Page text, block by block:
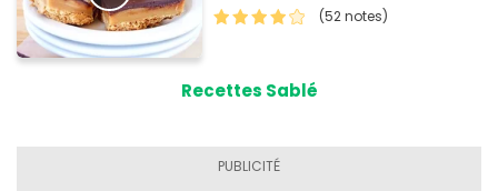
(52 notes)
Recettes Sablé